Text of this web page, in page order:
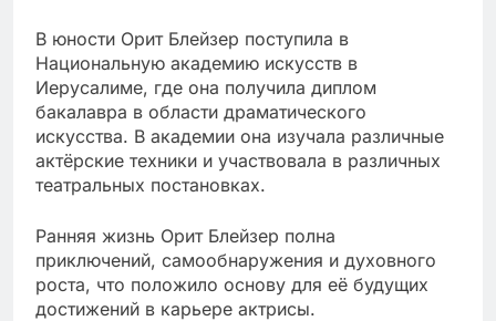
В юности Орит Блейзер поступила в
Национальную академию искусств в
Иерусалиме, где она получила диплом
бакалавра в области драматического
искусства. В академии она изучала различные
актёрские техники и участвовала в различных
театральных постановках.
Ранняя жизнь Орит Блейзер полна
приключений, самообнаружения и духовного
роста, что положило основу для её будущих
достижений в карьере актрисы.